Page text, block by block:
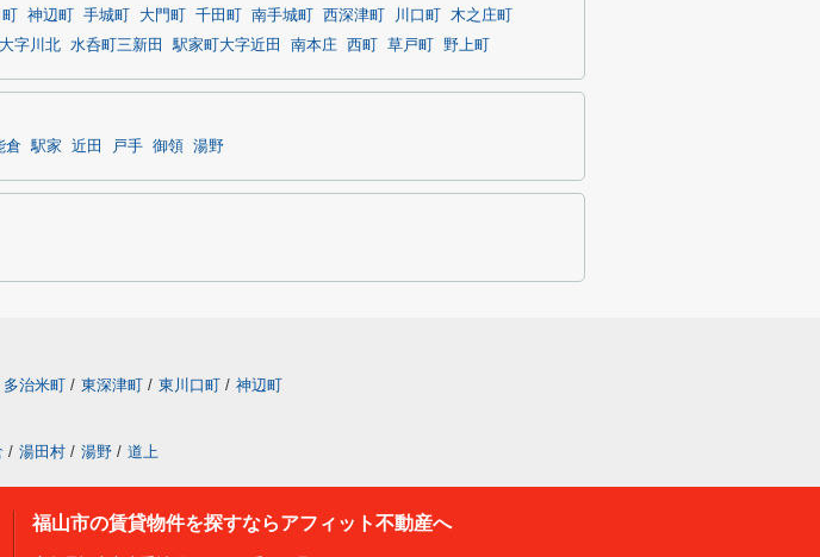
神辺町 手城町 大門町 千田町 南手城町 西深津町 川口町
木之庄町
字川北 水呑町三新田 駅家町大字近田 南本庄 西町 草戸町 野上町
倉 駅家 近田 戸手 御領 湯野
多治米町 / 東深津町 / 東川口町 / 神辺町
/ 湯田村 / 湯野 / 道上
福山市の賃貸物件を探すならアフィット不動産へ